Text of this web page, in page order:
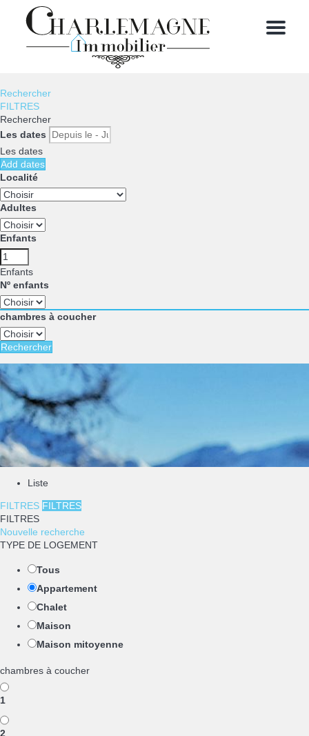
Menu
Rechercher
FILTRES
Rechercher
Les dates
Les dates
Add dates
Localité
Adultes
Enfants
Enfants
Nº enfants
chambres à coucher
Rechercher
Liste
FILTRES FILTRES
FILTRES
Nouvelle recherche
TYPE DE LOGEMENT
Tous
Appartement
Chalet
Maison
Maison mitoyenne
chambres à coucher
1
2